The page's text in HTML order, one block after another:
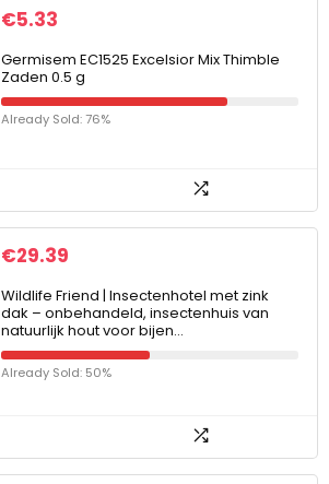
€5.33
Germisem EC1525 Excelsior Mix Thimble
Zaden 0.5 g
Already Sold: 76%
€29.39
Wildlife Friend | Insectenhotel met zink
dak – onbehandeld, insectenhuis van
natuurlijk hout voor bijen…
Already Sold: 50%